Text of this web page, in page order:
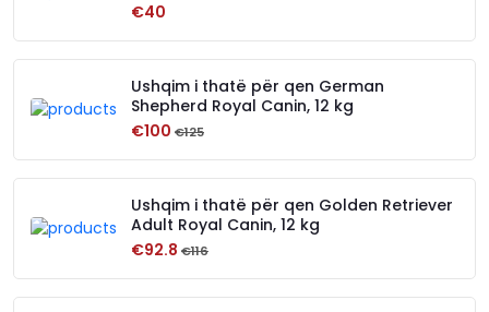
€40
Ushqim i thatë për qen German
Shepherd Royal Canin, 12 kg
€100 €125
Ushqim i thatë për qen Golden Retriever
Adult Royal Canin, 12 kg
€92.8 €116